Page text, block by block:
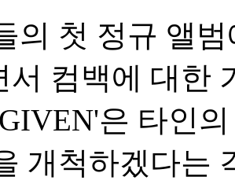
의 첫 정규 앨
서 컴백에 대한
은 타인
개척하겠다는